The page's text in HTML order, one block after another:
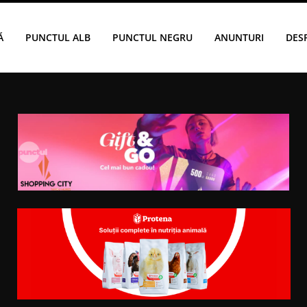
PUNCTUL ALB PUNCTUL NEGRU ANUNTURI